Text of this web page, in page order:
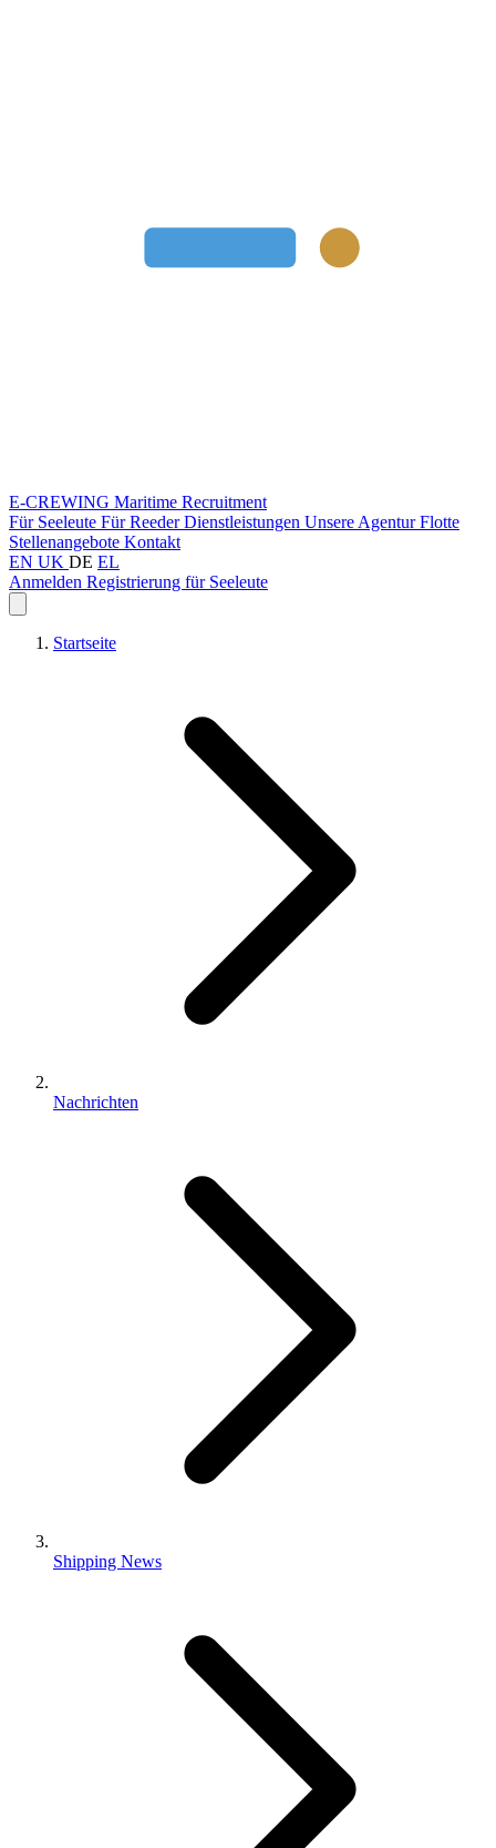
E-CREWING Maritime Recruitment
Für Seeleute Für ReederDienstleistungen Unsere AgenturFlotte
Stellenangebote Kontakt
EN UK DE EL
Anmelden Registrierung für Seeleute
Startseite
Nachrichten
Shipping News